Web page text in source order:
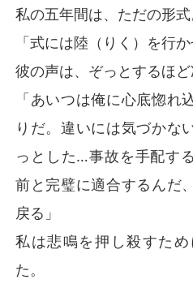
私の五年間は、ただの形式
「式には陸（りく）を行か
彼の声は、ぞっとするほど
「あいつは俺に心底惚れ
りだ。違いには気づかな
っとした…事故を手配す
前と完璧に適合するんだ
戻る」
私は悲鳴を押し殺すた
た。